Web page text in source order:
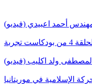
أحمد اعبيدي (فيديو)
تجربة
ولد اكليب (فيديو)
الإسلامية في موريتانيا